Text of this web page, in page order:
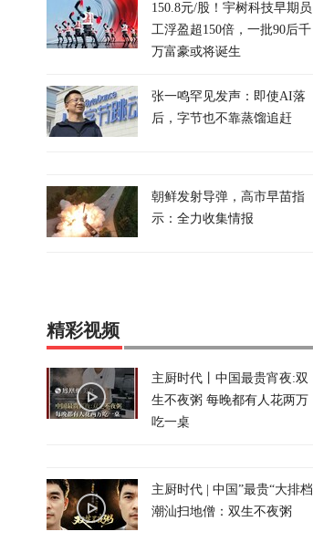
150.8元/股！宇树科技早期员
工浮盈超150倍，一批90后千
万富豪或将诞生
张一鸣罕见发声：即使AI落
后，字节也不靠蒸馏追赶
朝鲜发射导弹，高市早苗指
示：全力收集情报
精彩视频
主厨时代丨中国最贵宵夜:双
生不夜粥 每晚都有人花两万
吃一桌
主厨时代 | 中国”最贵“大排档
潮汕扫地僧：双生不夜粥